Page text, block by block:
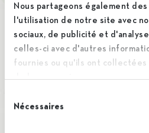
Nous partageons également
l'utilisation de notre site avec
sociaux, de publicité et
celles-ci avec d'autres
fournies ou qu'ils ont
duNécessaires